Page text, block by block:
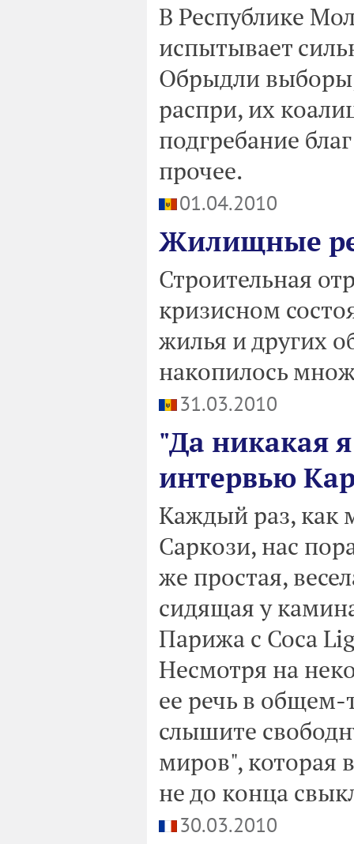
В Республике
испытывает
Обрыдли
распри, их
подгребание
прочее.
01.04.2010
Жилищные
Строительная
кризисном
жилья и других
накопилось
31.03.2010
"Да никакая
интервью
Каждый раз, как
Саркози, нас
же простая,
сидящая у
Парижа с Coca
Несмотря на
ее речь в
слышите
миров", которая
не до конца
30.03.2010